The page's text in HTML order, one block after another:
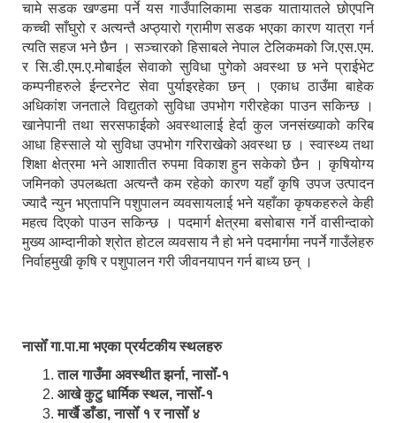
चामे सडक खण्डमा पर्ने यस गाउँपालिकामा सडक यातायातले छोएपनि
कच्ची साँघुरो र अत्यन्तै अप्ठ्यारो ग्रामीण सडक भएका कारण यात्रा गर्न
त्यति सहज भने छैन । सञ्चारको हिसाबले नेपाल टेलिकमको जि.एस.एम.
र सि.डी.एम.ए.मोबाईल सेवाको सुविधा पुगेको अवस्था छ भने प्राईभेट
कम्पनीहरुले ईन्टरनेट सेवा पुर्याइरहेका छन् । एकाध ठाउँमा बाहेक
अधिकांश जनताले विद्युतको सुविधा उपभोग गरीरहेका पाउन सकिन्छ ।
खानेपानी तथा सरसफाईको अवस्थालाई हेर्दा कुल जनसंख्याको करिब
आधा हिस्साले यो सुविधा उपभोग गरिराखेको अवस्था छ । स्वास्थ्य तथा
शिक्षा क्षेत्रमा भने आशातीत रुपमा विकाश हुन सकेको छैन । कृषियोग्य
जमिनको उपलब्धता अत्यन्तै कम रहेको कारण यहाँ कृषि उपज उत्पादन
ज्यादै न्युन भएतापनि पशुपालन व्यवसायलाई भने यहाँका कृषकहरुले केही
महत्व दिएको पाउन सकिन्छ । पदमार्ग क्षेत्रमा बसोबास गर्ने वासीन्दाको
मुख्य आम्दानीको श्रोत होटल व्यवसाय नै हो भने पदमार्गमा नपर्ने गाउँलेहरु
निर्वाहमुखी कृषि र पशुपालन गरी जीवनयापन गर्न बाध्य छन् ।
नासोँ गा.पा.मा भएका प्रर्यटकीय स्थलहरु
ताल गाउँमा अवस्थीत झर्ना, नासोँ-१
आखे कुटु धार्मिक स्थल, नासोँ-१
मार्खै डाँडा, नासोँ १ र नासोँ ४